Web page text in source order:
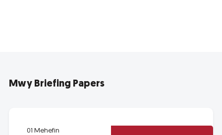
Mwy Briefing Papers
01 Mehefin